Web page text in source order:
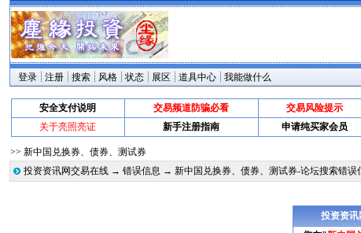
登录 注册 搜索 风格 状态 展区 道具中心 我能做什么
安全支付说明 交易频道防骗必看 交易风险提示
关于亮照亮证
新手注册指南 申请纯买家会员
>> 新中国兑换券、债券、测试券
投资资讯网交易在线 →错误信息 → 新中国兑换券、债券、测试券-论坛搜索错误
投资资